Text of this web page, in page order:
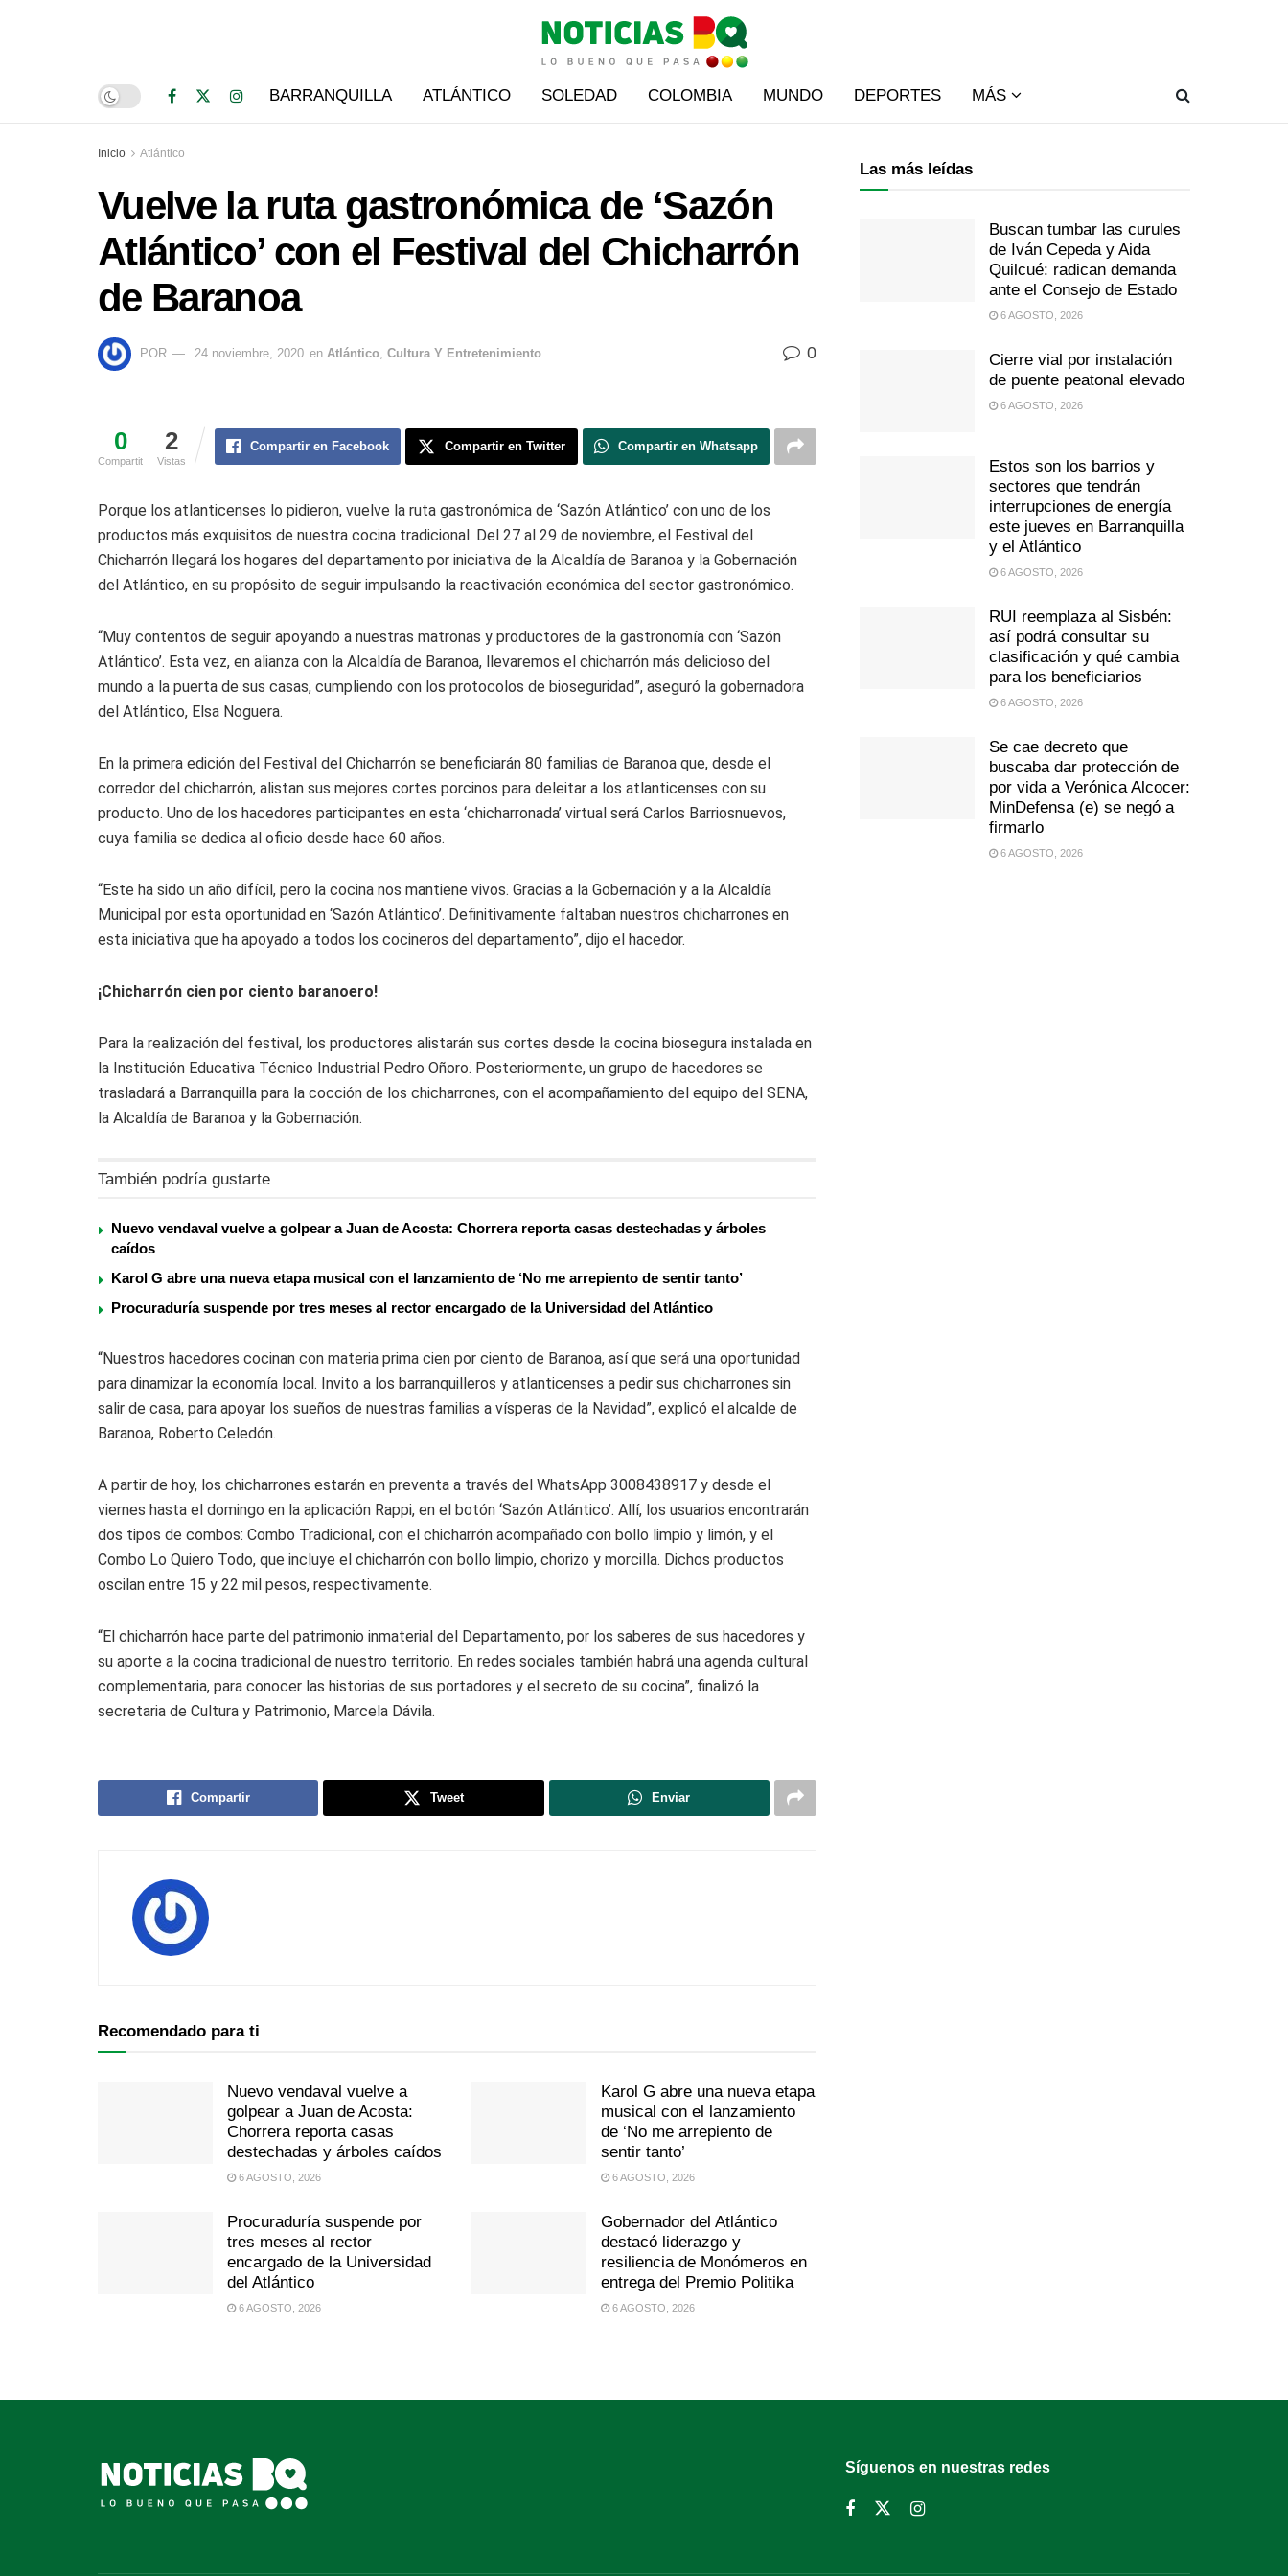
BARRANQUILLA ATLÁNTICO SOLEDAD COLOMBIA MUNDO DEPORTES MÁS
Inicio Atlántico
Vuelve la ruta gastronómica de ‘Sazón
Atlántico’ con el Festival del Chicharrón
de Baranoa
POR 24 noviembre, 2020 en Atlántico Cultura Y Entretenimiento 0
0
Compartit
2
Vistas
Compartir en Facebook Compartir en Twitter Compartir en Whatsapp
Porque los atlanticenses lo pidieron, vuelve la ruta gastronómica de ‘Sazón Atlántico’ con uno de los
productos más exquisitos de nuestra cocina tradicional. Del 27 al 29 de noviembre, el Festival del
Chicharrón llegará los hogares del departamento por iniciativa de la Alcaldía de Baranoa y la Gobernación
del Atlántico, en su propósito de seguir impulsando la reactivación económica del sector gastronómico.
“Muy contentos de seguir apoyando a nuestras matronas y productores de la gastronomía con ‘Sazón
Atlántico’. Esta vez, en alianza con la Alcaldía de Baranoa, llevaremos el chicharrón más delicioso del
mundo a la puerta de sus casas, cumpliendo con los protocolos de bioseguridad”, aseguró la gobernadora
del Atlántico, Elsa Noguera.
En la primera edición del Festival del Chicharrón se beneficiarán 80 familias de Baranoa que, desde el
corredor del chicharrón, alistan sus mejores cortes porcinos para deleitar a los atlanticenses con su
producto. Uno de los hacedores participantes en esta ‘chicharronada’ virtual será Carlos Barriosnuevos,
cuya familia se dedica al oficio desde hace 60 años.
“Este ha sido un año difícil, pero la cocina nos mantiene vivos. Gracias a la Gobernación y a la Alcaldía
Municipal por esta oportunidad en ‘Sazón Atlántico’. Definitivamente faltaban nuestros chicharrones en
esta iniciativa que ha apoyado a todos los cocineros del departamento”, dijo el hacedor.
¡Chicharrón cien por ciento baranoero!
Para la realización del festival, los productores alistarán sus cortes desde la cocina biosegura instalada en
la Institución Educativa Técnico Industrial Pedro Oñoro. Posteriormente, un grupo de hacedores se
trasladará a Barranquilla para la cocción de los chicharrones, con el acompañamiento del equipo del SENA,
la Alcaldía de Baranoa y la Gobernación.
También podría gustarte
Nuevo vendaval vuelve a golpear a Juan de Acosta: Chorrera reporta casas destechadas y árboles
caídos
Karol G abre una nueva etapa musical con el lanzamiento de ‘No me arrepiento de sentir tanto’
Procuraduría suspende por tres meses al rector encargado de la Universidad del Atlántico
“Nuestros hacedores cocinan con materia prima cien por ciento de Baranoa, así que será una oportunidad
para dinamizar la economía local. Invito a los barranquilleros y atlanticenses a pedir sus chicharrones sin
salir de casa, para apoyar los sueños de nuestras familias a vísperas de la Navidad”, explicó el alcalde de
Baranoa, Roberto Celedón.
A partir de hoy, los chicharrones estarán en preventa a través del WhatsApp 3008438917 y desde el
viernes hasta el domingo en la aplicación Rappi, en el botón ‘Sazón Atlántico’. Allí, los usuarios encontrarán
dos tipos de combos: Combo Tradicional, con el chicharrón acompañado con bollo limpio y limón, y el
Combo Lo Quiero Todo, que incluye el chicharrón con bollo limpio, chorizo y morcilla. Dichos productos
oscilan entre 15 y 22 mil pesos, respectivamente.
“El chicharrón hace parte del patrimonio inmaterial del Departamento, por los saberes de sus hacedores y
su aporte a la cocina tradicional de nuestro territorio. En redes sociales también habrá una agenda cultural
complementaria, para conocer las historias de sus portadores y el secreto de su cocina”, finalizó la
secretaria de Cultura y Patrimonio, Marcela Dávila.
Compartir Tweet Enviar
Recomendado para ti
Nuevo vendaval vuelve a
golpear a Juan de Acosta:
Chorrera reporta casas
destechadas y árboles caídos
6 AGOSTO, 2026
Karol G abre una nueva etapa
musical con el lanzamiento
de ‘No me arrepiento de
sentir tanto’
6 AGOSTO, 2026
Procuraduría suspende por
tres meses al rector
encargado de la Universidad
del Atlántico
6 AGOSTO, 2026
Gobernador del Atlántico
destacó liderazgo y
resiliencia de Monómeros en
entrega del Premio Politika
6 AGOSTO, 2026
Las más leídas
Buscan tumbar las curules
de Iván Cepeda y Aida
Quilcué: radican demanda
ante el Consejo de Estado
6 AGOSTO, 2026
Cierre vial por instalación
de puente peatonal elevado
6 AGOSTO, 2026
Estos son los barrios y
sectores que tendrán
interrupciones de energía
este jueves en Barranquilla
y el Atlántico
6 AGOSTO, 2026
RUI reemplaza al Sisbén:
así podrá consultar su
clasificación y qué cambia
para los beneficiarios
6 AGOSTO, 2026
Se cae decreto que
buscaba dar protección de
por vida a Verónica Alcocer:
MinDefensa (e) se negó a
firmarlo
6 AGOSTO, 2026
Síguenos en nuestras redes